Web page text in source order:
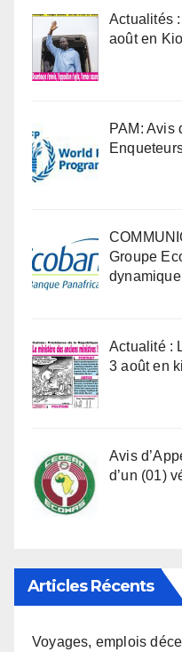
Actualités
août en
PAM: Avis
Groupe
Actualité :
3 août en
Avis
d’un (01)
Articles Récents
Voyages, emplois